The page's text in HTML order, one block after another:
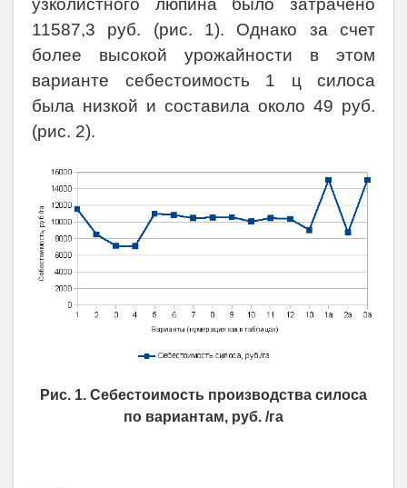
узколистного люпина было затрачено
11587,3 руб. (рис. 1). Однако за счет
более высокой урожайности в этом
варианте себестоимость 1 ц силоса
была низкой и составила около 49 руб.
(рис. 2).
Рис. 1. Себестоимость производства силоса
по вариантам, руб. /га